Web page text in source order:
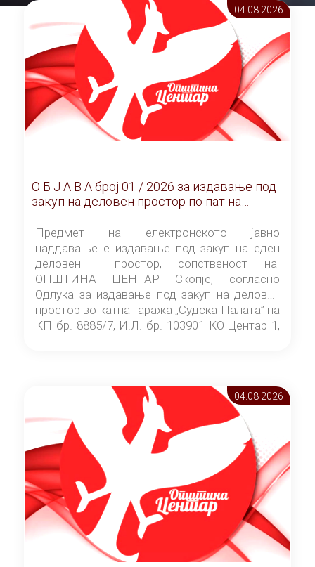
04.08 2026
О Б Ј А В А брoj 01 / 2026 за издавање под
закуп на деловен простор по пат на
ЕЛЕКТРОНСКО ЈАВНО НАДДАВАЊЕ
Предмет на електронското јавно
наддавање е издавање под закуп на еден
деловен простор, сопственост на
ОПШТИНА ЦЕНТАР Скопје, согласно
Одлука за издавање под закуп на деловен
простор во катна гаража „Судска Палата” на
КП бр. 8885/7, И.Л. бр. 103901 КО Центар 1,
Скопје” број 9/2026), за времетраење од 3
(три) години од денот на потпишувањето на
Договорот за закуп со најповолниот
понудувач.
04.08 2026